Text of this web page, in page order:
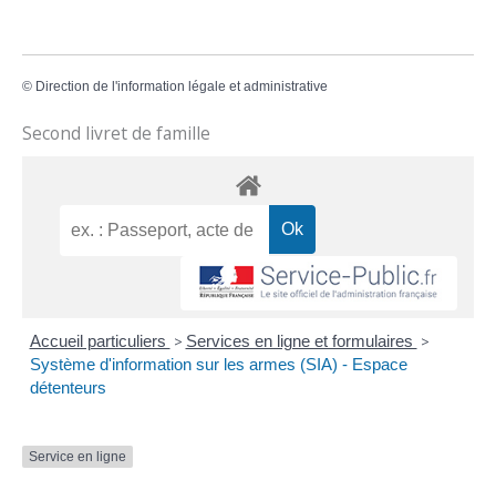
© Direction de l'information légale et administrative
Second livret de famille
Accueil particuliers > Services en ligne et formulaires >
Système d'information sur les armes (SIA) - Espace
détenteurs
Service en ligne